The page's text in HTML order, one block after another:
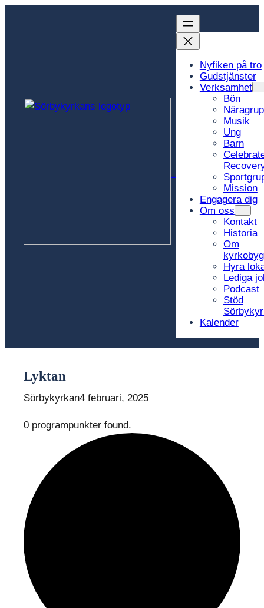
Nyfiken på tro
Gudstjänster
Verksamhet
Bön
Musik
Ung
Barn
Mission
Engagera dig
Om oss
Kontakt
Historia
Om
Hyra
Lediga
Podcast
Stöd
Kalender
Lyktan
Sörbykyrkan4 februari, 2025
0 programpunkter found.